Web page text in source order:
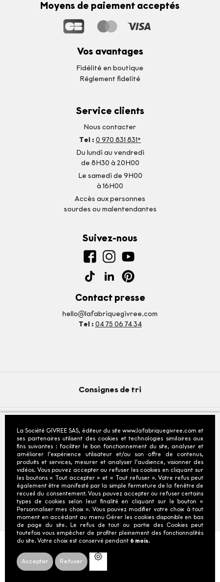
La Société GIVREE SAS, éditeur du site www.lafabriquegivree.com et
ses partenaires utilisent des cookies et technologies similaires aux
fins suivantes : faciliter le bon fonctionnement du site, analyser et
améliorer l’expérience utilisateur et/ou son offre de contenus,
produits et services, mesurer et analyser l’audience, visionner des
vidéos. Vous pouvez accepter ou refuser les cookies en cliquant sur
les boutons « Tout accepter » et « Tout refuser ». Votre refus peut
également être manifesté par la simple fermeture de la fenêtre de
recueil du consentement. Vous pouvez accepter ou refuser certains
types de cookies selon leur finalité en cliquant sur le bouton «
Personnaliser mes choix ». Vous pouvez modifier votre choix à tout
moment en accédant au menu Gérer les cookies disponible en bas
de page du site. Le refus de tout ou partie des Cookies peut
toutefois vous empêcher de profiter pleinement des fonctionnalités
du site. Votre choix est conservé pendant 6 mois.
Accepter Refuser
Moyens de paiement acceptés
Vos avantages
Fidélité en boutique
Réglement fidelité
Service clients
Nous contacter
Tel : 0 970 831 831*
Du lundi au vendredi
de 8H30 à 20H00
Le samedi de 9H00
à 16H00
Accès aux personnes
sourdes ou malentendantes
Suivez-nous
Contact presse
hello@lafabriquegivree.com
Tel : 04 75 06 74 34
Consignes de tri
© 2026 - La Fabrique Givrée- Tous droits reservés
Fiche produit relative aux qualités ou caractéristiques
environnementales
*Depuis la France : prix d'un appel local : tarifs selon
opérateurs.
FRUITS ET LÉGUMES PAR JOUR.
WWW.MANGERBOUGER.FR